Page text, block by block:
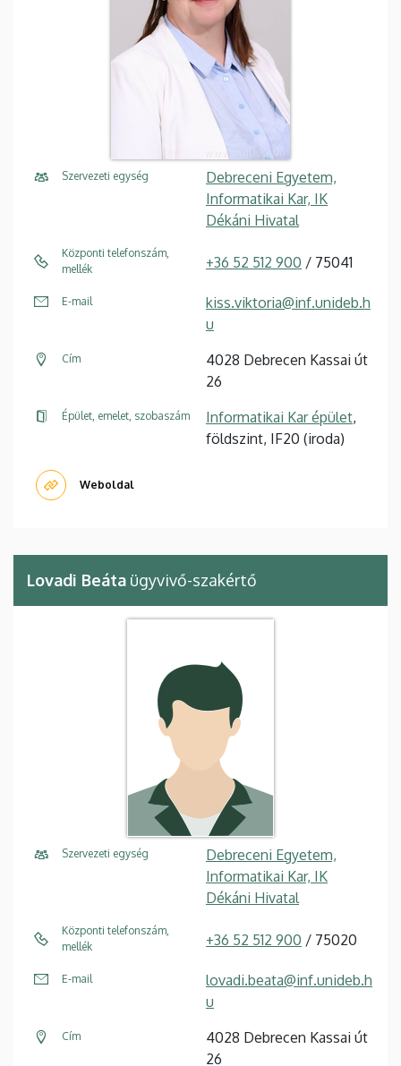
Szervezeti egység
Debreceni Egyetem,
Informatikai Kar, IK
Dékáni Hivatal
Központi telefonszám,
mellék
+36 52 512 900 / 75041
E-mail
kiss.viktoria@inf.unideb.h
u
Cím
4028 Debrecen Kassai út
26
Épület, emelet, szobaszám Informatikai Kar épület,
földszint, IF20 (iroda)
Weboldal
Lovadi Beáta ügyvivő-szakértő
Szervezeti egység
Debreceni Egyetem,
Informatikai Kar, IK
Dékáni Hivatal
Központi telefonszám,
mellék
+36 52 512 900 / 75020
E-mail
lovadi.beata@inf.unideb.h
u
Cím
4028 Debrecen Kassai út
26